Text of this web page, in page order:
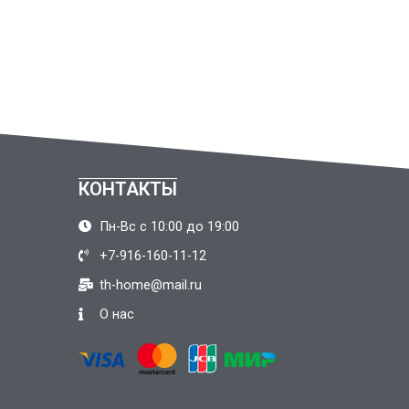
КОНТАКТЫ
Пн-Вс с 10:00 до 19:00
+7-916-160-11-12
th-home@mail.ru
О нас